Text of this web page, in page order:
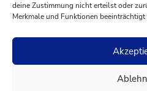
deine Zustimmung nicht erteilst oder
Merkmale und Funktionen beeinträchtigt
AGB